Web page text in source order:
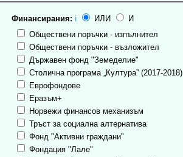
Финансирания: ℹ ИЛИ
И
Обществени поръчки - изпълнител
Обществени поръчки - възложител
Държавен фонд "Земеделие"
Столична програма „Култура” (2017-2018)
Еврофондове
Еразъм+
Норвежи финансов механизъм
Тръст за социална алтернатива
Фонд "Активни граждани"
Фондация "Лале"